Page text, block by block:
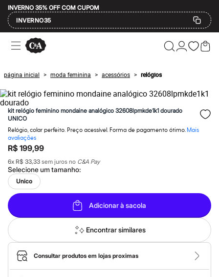
INVERNO 35% OFF COM CUPOM
INVERNO35
Ofertas
Compre por Departamento
Masculino
Infantil
Calçados
Mindse7
Plus Size
Até 20% off
Até 40% off
Até 60% off
A partir de 60% off
Feminino
Em alta
Inverno
Alfaiataria
Novidades
Roupas
Blusas e Camisetas
Básicos
Calças
Casacos e Jaquetas
Jeans
Macacões
Saias
página inicial > moda feminina > acessórios > relógios
kit relógio feminino mondaine analógico 32608lpmkde1k1 dourado
UNICO
Relógio, colar perfeito. Preço acessível. Forma de pagamento ótimo.Mais
avaliações
R$ 199,99
6x R$ 33,33 sem juros no C&A Pay
Selecione umtamanho:
Unico
Adicionar à sacola
Encontrar similares
Consultar produtos em lojas proximas